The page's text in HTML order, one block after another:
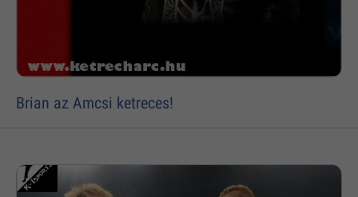
Brian az Amcsi ketreces!